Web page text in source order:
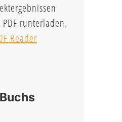
runterladen.
Reader